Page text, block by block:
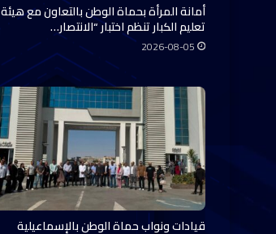
أمانة المرأة بحماة الوطن بالتعاون مع هيئة
تعليم الكبار تنظم اختبار “الانتصار…
2026-08-05
قيادات ونواب حماة الوطن بالإسماعيلية